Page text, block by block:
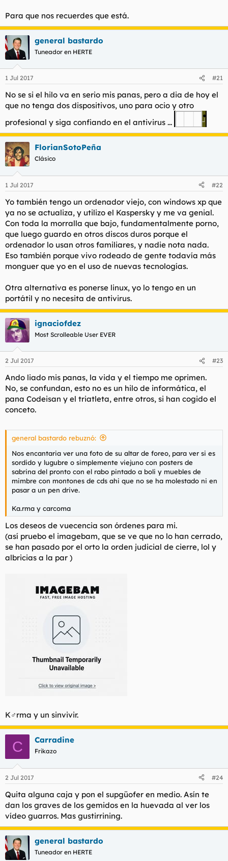
Para que nos recuerdes que está.
general bastardo
Tuneador en HERTE
1 Jul 2017 #21
No se si el hilo va en serio mis panas, pero a dia de hoy el
que no tenga dos dispositivos, uno para ocio y otro
profesional y siga confiando en el antivirus ...
FlorianSotoPeña
Clásico
1 Jul 2017 #22
Yo también tengo un ordenador viejo, con windows xp que
ya no se actualiza, y utilizo el Kaspersky y me va genial.
Con toda la morralla que bajo, fundamentalmente porno,
que luego guardo en otros discos duros porque el
ordenador lo usan otros familiares, y nadie nota nada.
Eso también porque vivo rodeado de gente todavía más
monguer que yo en el uso de nuevas tecnologías.
Otra alternativa es ponerse linux, yo lo tengo en un
portátil y no necesita de antivirus.
ignaciofdez
Most Scrolleable User EVER
2 Jul 2017 #23
Ando liado mis panas, la vida y el tiempo me oprimen.
No, se confundan, esto no es un hilo de informática, el
pana Codeisan y el triatleta, entre otros, si han cogido el
conceto.
general bastardo rebuznó:
Nos encantaria ver una foto de su altar de foreo, para ver si es
sordido y lugubre o simplemente viejuno con posters de
sabrina del pronto con el rabo pintado a boli y muebles de
mimbre con montones de cds ahi que no se ha molestado ni en
pasar a un pen drive.
Ka.rma y carcoma
Los deseos de vuecencia son órdenes para mi.
(así pruebo el imagebam, que se ve que no lo han cerrado,
se han pasado por el orto la orden judicial de cierre, lol y
albricias a la par )
K♂rma y un sinvivir.
C Carradine
Frikazo
2 Jul 2017 #24
Quita alguna caja y pon el supgüofer en medio. Asín te
dan los graves de los gemidos en la huevada al ver los
vídeo guarros. Mas gustirrining.
general bastardo
Tuneador en HERTE